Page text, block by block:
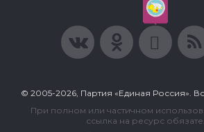
© 2005-2026, Партия «Единая Россия».
При полном или частичном
ссылка на ресурс